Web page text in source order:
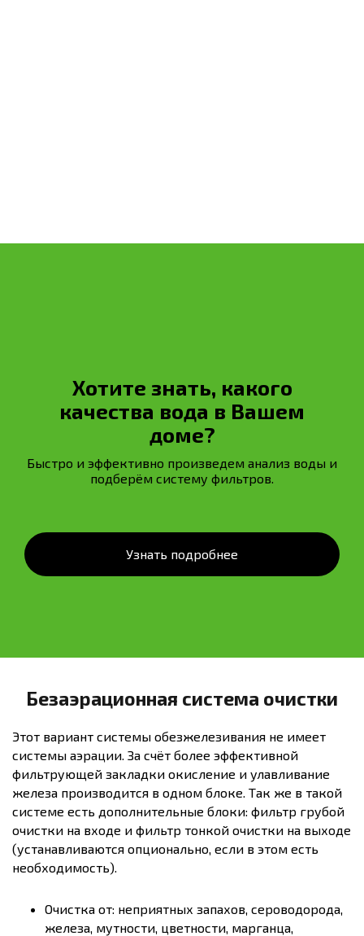
Хотите знать, какого
качества вода в Вашем
доме?
Быстро и эффективно произведем анализ воды и
подберём систему фильтров.
Узнать подробнее
Безаэрационная система очистки
Этот вариант системы обезжелезивания не имеет
системы аэрации. За счёт более эффективной
фильтрующей закладки окисление и улавливание
железа производится в одном блоке. Так же в такой
системе есть дополнительные блоки: фильтр грубой
очистки на входе и фильтр тонкой очистки на выходе
(устанавливаются опционально, если в этом есть
необходимость).
Очистка от: неприятных запахов, сероводорода,
железа, мутности, цветности, марганца,